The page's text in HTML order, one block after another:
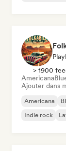
> 1900
Americana
Ajouter dans
Americana
Indie rock